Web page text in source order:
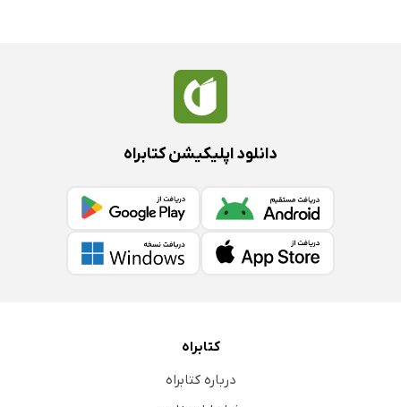
دانلود اپلیکیشن کتابراه
کتابراه
درباره کتابراه